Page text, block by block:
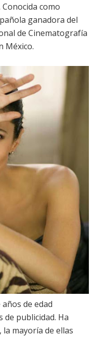
como
ganadora del
de Cinematografía
México.
de edad
de publicidad. Ha
la mayoría de ellas